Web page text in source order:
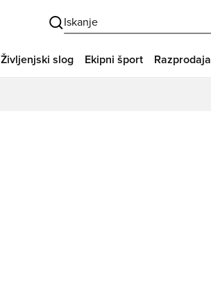
Iskanje
Življenjski slog Ekipni šport Razprodaja